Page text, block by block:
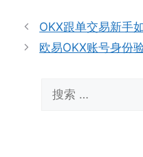
OKX跟单交易新手
欧易OKX账号身份
索：